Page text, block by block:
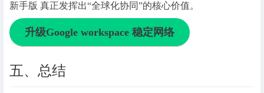
新手版 真正发挥出“全球化协同”的核心价值。
升级Google workspace 稳定网络
五、总结